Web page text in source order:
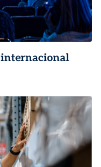
internacional